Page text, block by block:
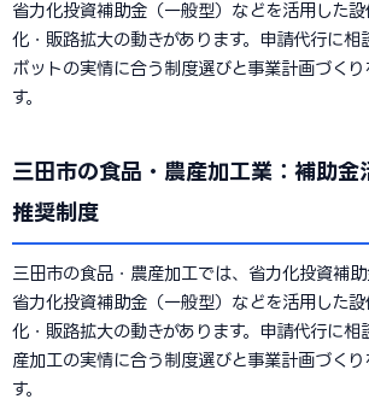
省力化投資補助金（一般型）などを活用した
化・販路拡大の動きがあります。申請代行に相
ボットの実情に合う制度選びと事業計画づくり
す。
三田市の食品・農産加工業：補助金
推奨制度
三田市の食品・農産加工では、省力化投資補
省力化投資補助金（一般型）などを活用した
化・販路拡大の動きがあります。申請代行に相
産加工の実情に合う制度選びと事業計画づくり
す。